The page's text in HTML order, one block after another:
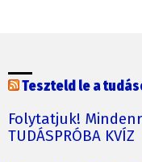
Teszteld le a
Folytatjuk!
TUDÁSPRÓBA KVÍZ